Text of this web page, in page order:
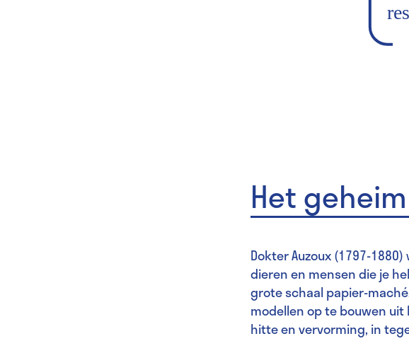
Het
Dokter Auzoux (1797-
dieren en mensen die je
grote schaal papier-
modellen op te bouwen
hitte en vervorming, in